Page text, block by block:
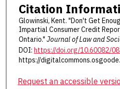
Citation
Glowinski, Kent. "Don't Get
Impartial Consumer Credit
Ontario." Journal of Law and
DOI: https://doi.org/10.60082/
https://
Request an accessible